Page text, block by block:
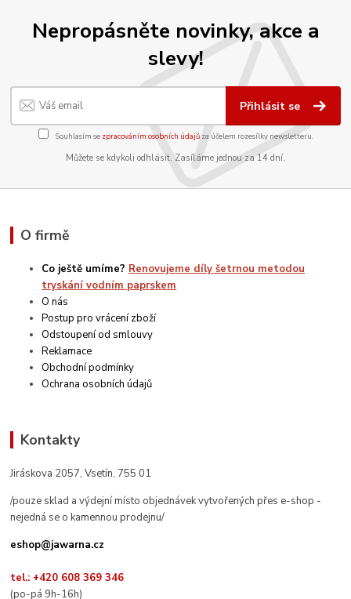
Nepropásněte novinky, akce a
slevy!
Přihlásit se
Souhlasím se zpracováním osobních údajůza účelem rozesílky newsletteru.
Můžete se kdykoli odhlásit. Zasíláme jednou za 14 dní.
O firmě
Co ještě umíme? Renovujeme díly šetrnou metodou
tryskání vodním paprskem
O nás
Postup pro vrácení zboží
Odstoupení od smlouvy
Reklamace
Obchodní podmínky
Ochrana osobních údajů
Kontakty
Jiráskova 2057, Vsetín, 755 01
/pouze sklad a výdejní místo objednávek vytvořených přes e-shop -
nejedná se o kamennou prodejnu/
eshop@jawarna.cz
tel.: +420 608 369 346
(po-pá 9h-16h)